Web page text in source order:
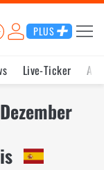
PLUS
Live-Ticker